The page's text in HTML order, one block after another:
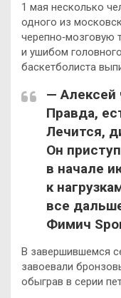
1 мая несколько
одного из
черепно‑мозговую
и ушибом
баскетболиста
— Алексей
Правда,
Лечится,
Он
в начале
к
все
Фимич
В завершившемся
завоевали
обыграв в серии